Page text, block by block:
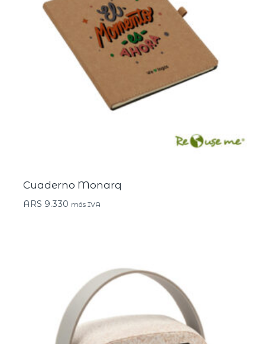
Cuaderno Monarq
ARS 9.330 más IVA